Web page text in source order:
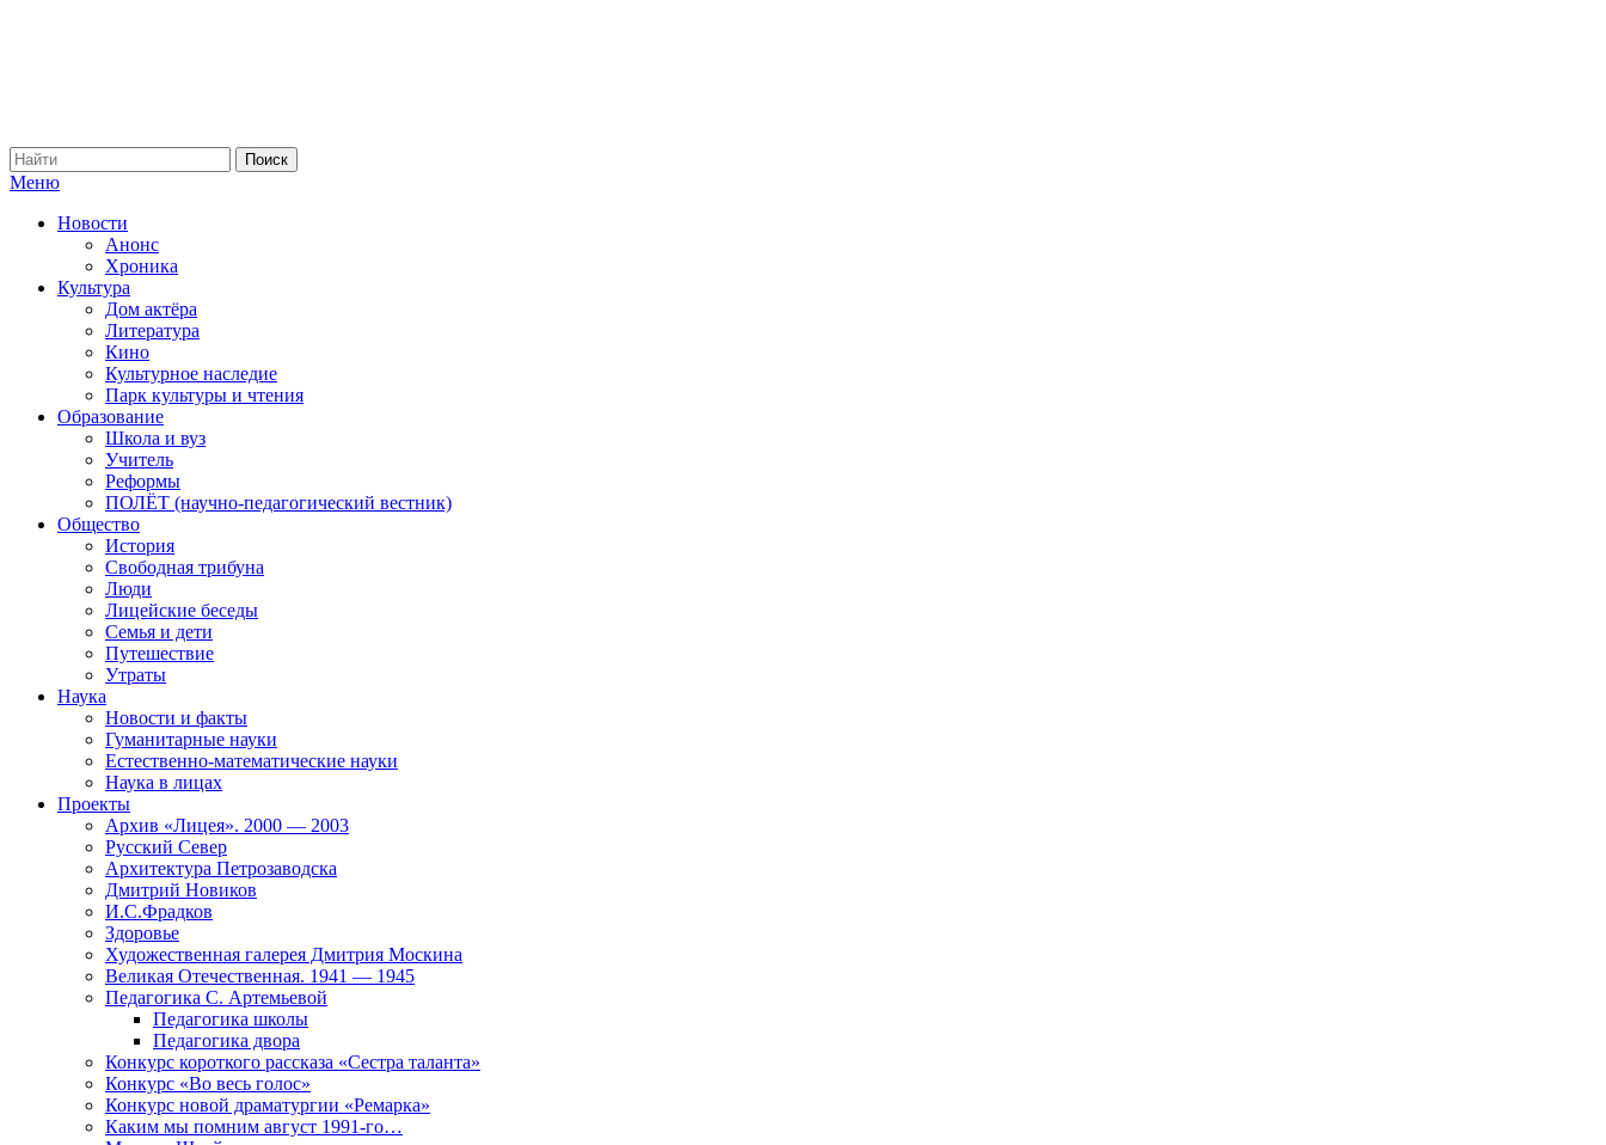
Меню
Новости
Анонс
Хроника
Культура
Дом актёра
Литература
Кино
Культурное наследие
Парк культуры и чтения
Образование
Школа и вуз
Учитель
Реформы
ПОЛЁТ (научно-педагогический вестник)
Общество
История
Свободная трибуна
Люди
Лицейские беседы
Семья и дети
Путешествие
Утраты
Наука
Новости и факты
Гуманитарные науки
Естественно-математические науки
Наука в лицах
Проекты
Архив «Лицея». 2000 — 2003
Русский Север
Архитектура Петрозаводска
Дмитрий Новиков
И.С.Фрадков
Здоровье
Художественная галерея Дмитрия Москина
Великая Отечественная. 1941 — 1945
Педагогика С. Артемьевой
Педагогика школы
Педагогика двора
Конкурс короткого рассказа «Сестра таланта»
Конкурс «Во весь голос»
Конкурс новой драматургии «Ремарка»
Каким мы помним август 1991-го…